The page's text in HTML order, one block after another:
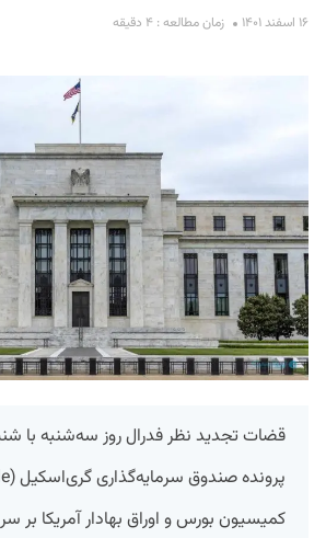
۱۶ اسفند ۱۴۰۱ زمان مطالعه : ۴ دقیقه
قضات تجدید نظر فدرال روز سه‌شنبه با
کمیسیون بورس و اوراق بهادار آمریکا بر